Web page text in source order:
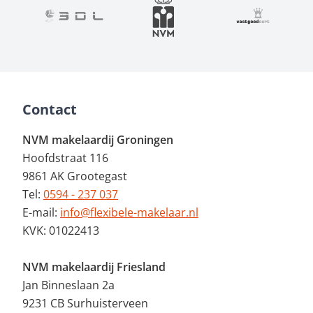
Contact
NVM makelaardij Groningen
Hoofdstraat 116
9861 AK Grootegast
Tel: 0594 - 237 037
E-mail: info@flexibele-makelaar.nl
KVK: 01022413
NVM makelaardij Friesland
Jan Binneslaan 2a
9231 CB Surhuisterveen